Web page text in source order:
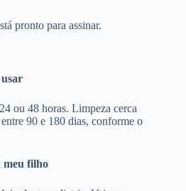
pronto para assinar.
ou 48 horas. Limpeza cerca
90 e 180 dias, conforme o
meu filho